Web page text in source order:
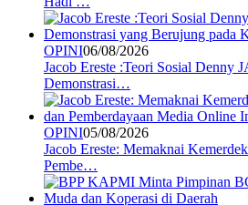
OPINI06/08/2026
Jacob Ereste :Teori Sosial Denny
Demonstrasi…
OPINI05/08/2026
Jacob Ereste: Memaknai
Pembe…